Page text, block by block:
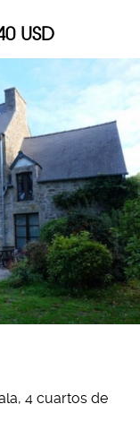
USD
4 cuartos de